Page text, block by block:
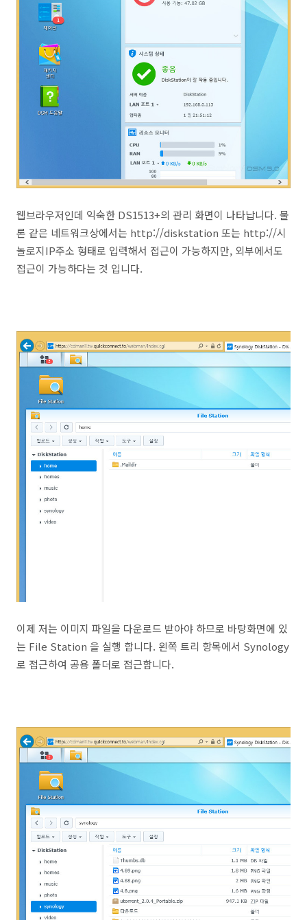
웹브라우저인데 익숙한 DS1513+의 관리 화면이 나타납니다. 물
론 같은 네트워크상에서는 http://diskstation 또는 http://시
놀로지IP주소 형태로 입력해서 접근이 가능하지만, 외부에서도
접근이 가능하다는 것 입니다.
이제 저는 이미지 파일을 다운로드 받아야 하므로 바탕화면에 있
는 File Station 을 실행 합니다. 왼쪽 트리 항목에서 Synology
로 접근하여 공용 폴더로 접근합니다.